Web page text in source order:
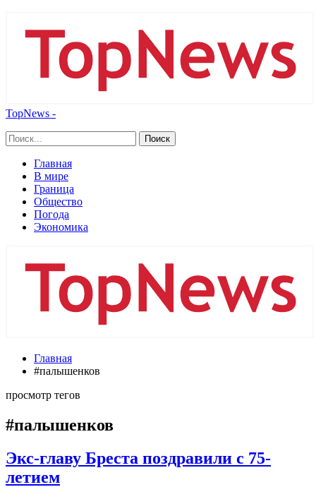
TopNews -
Главная
В мире
Граница
Общество
Погода
Экономика
Главная
#палышенков
просмотр тегов
#палышенков
Экс-главу Бреста поздравили с 75-
летием